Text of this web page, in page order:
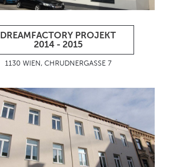
DREAMFACTORY PROJEKT
2014 - 2015
1130 WIEN, CHRUDNERGASSE 7